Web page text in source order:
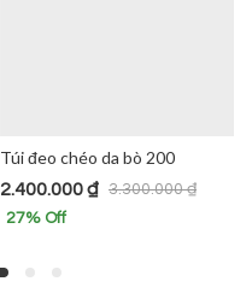
Túi đeo chéo da bò 200
3.300.000₫
2.400.000₫
27% Off